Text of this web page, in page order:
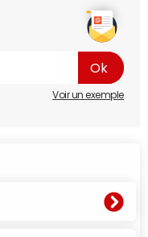
Voir un exemple